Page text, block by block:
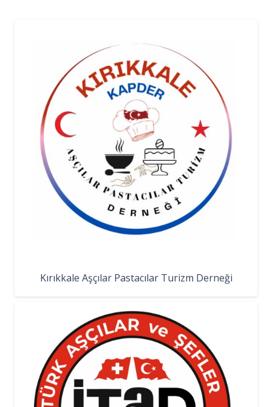
Kırıkkale Aşçılar Pastacılar Turizm Derneği